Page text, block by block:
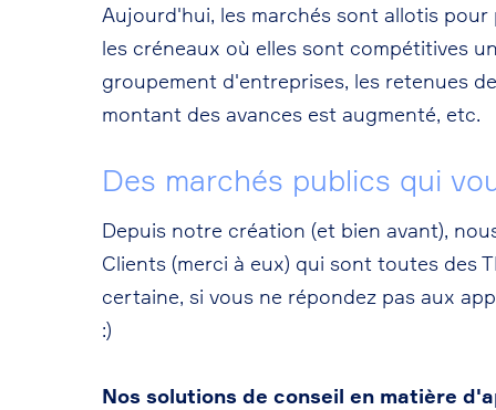
Aujourd'hui, les marchés sont allotis
les créneaux où elles sont compétitives
groupement d'entreprises, les retenues
montant des avances est augmenté, etc.
Des marchés publics qui
Depuis notre création (et bien avant),
Clients (merci à eux) qui sont toutes des
certaine, si vous ne répondez pas aux
:)
Nos solutions de conseil en matière